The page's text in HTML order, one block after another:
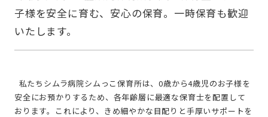
子様を安全に育む、安心の保育。一時保育も歓迎
安全にお預かりするため、各年齢層に最適な保育士を配置して
おります。これにより、きめ細やかな目配りと手厚いサポートを